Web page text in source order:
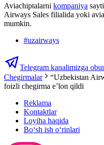
Aviachiptalarni kompaniya
Airways Sales filialida yoki
mumkin.
#uzairways
Telegram kanalimizga
Chegirmalar
“Uzbekistan
foizli chegirma e’lon qildi
Reklama
Kontaktlar
Loyiha haqida
Bo‘sh ish o‘rinlari